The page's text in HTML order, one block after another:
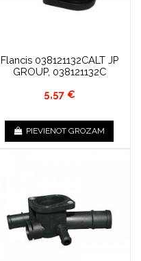
Flancis 038121132CALT JP
GROUP, 038121132C
5,57 €
PIEVIENOT GROZAM